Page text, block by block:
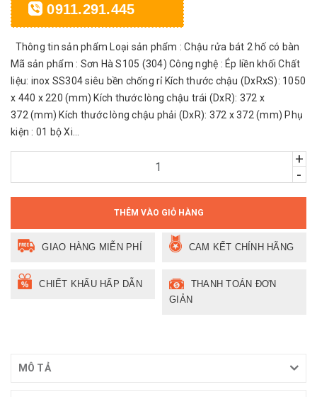
0911.291.445
Thông tin sản phẩm Loại sản phẩm : Chậu rửa bát 2 hố có bàn
Mã sản phẩm : Sơn Hà S105 (304) Công nghệ : Ép liền khối Chất
liệu: inox SS304 siêu bền chống rỉ Kích thước chậu (DxRxS): 1050
x 440 x 220 (mm) Kích thước lòng chậu trái (DxR): 372 x
372 (mm) Kích thước lòng chậu phải (DxR): 372 x 372 (mm) Phụ
kiện : 01 bộ Xi...
+
-
THÊM VÀO GIỎ HÀNG
GIAO HÀNG MIỄN PHÍ CAM KẾT CHÍNH HÃNG
CHIẾT KHẤU HẤP DẪN
THANH TOÁN ĐƠN
GIẢN
MÔ TẢ